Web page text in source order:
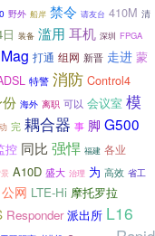
野外 船岸 禁令 请友台 410M 清
装备 滥用 耳机 深圳 FPGA
Mag 打通 组网 新晋 走进 蒙
特警 消防 Control4
海外 离职 可以 会议室 模
完 耦合器 事 脚 G500
控 同比 强悍 福建 各业
A10D 盛大 治理 为 高效 省工
公网 LTE-Hi 摩托罗拉
Responder 派出所 L16